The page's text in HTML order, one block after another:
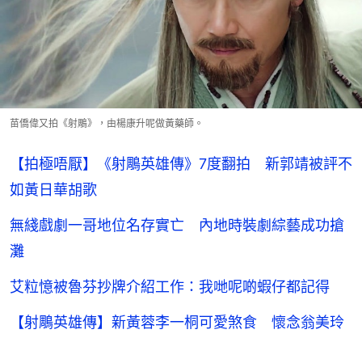
苗僑偉又拍《射鵰》，由楊康升呢做黃藥師。
【拍極唔厭】《射鵰英雄傳》7度翻拍 新郭靖被評不
如黃日華胡歌
無綫戲劇一哥地位名存實亡 內地時裝劇綜藝成功搶
灘
艾粒憶被魯芬抄牌介紹工作：我哋呢啲蝦仔都記得
【射鵰英雄傳】新黃蓉李一桐可愛煞食 懷念翁美玲